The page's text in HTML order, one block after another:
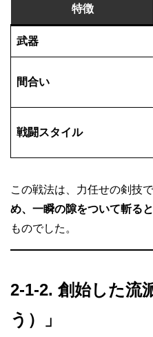
特徴
武器
間合い
戦闘スタイル
この戦法は、力任せの剣技で
め、一瞬の隙をついて斬る
ものでした。
2-1-2. 創始した流
う）」